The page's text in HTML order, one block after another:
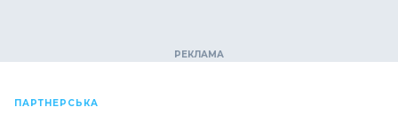
ПАРТНЕРСЬКА